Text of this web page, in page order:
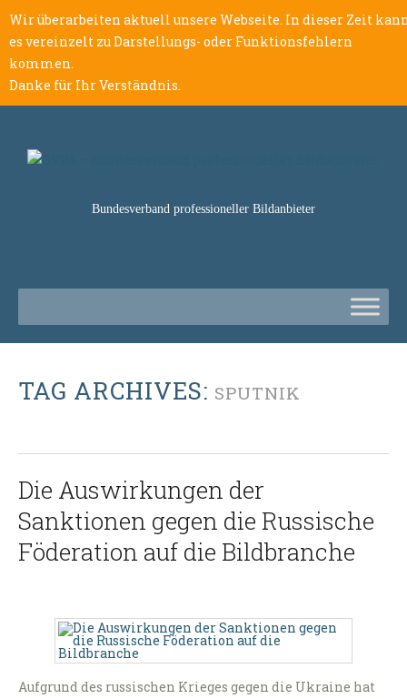
Wir überarbeiten aktuell unsere Webseite. In dieser Zeit
es vereinzelt zu Darstellungs- oder Funktionsfehlern
kommen.
Danke für Ihr Verständnis.
Bundesverband professioneller Bildanbieter
TAG ARCHIVES: SPUTNIK
Die Auswirkungen der
Sanktionen gegen die Russische
Föderation auf die Bildbranche
Aufgrund des russischen Krieges gegen die Ukraine hat